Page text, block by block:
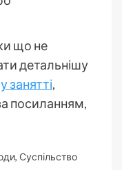
що не
детальнішу
у занятті,
посиланням,
, Суспільство